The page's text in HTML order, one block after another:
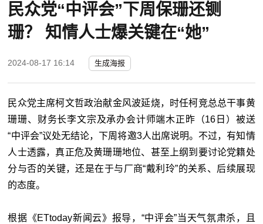
民众党“中评会”下周保珊还铡
珊？ 知情人士爆关键在“她”
2024-08-17 16:14 生成海报
民众党主席柯文哲政治献金风波延烧，时任柯竞总总干事黄
珊珊、财务长李文宗及承办会计师端木正昨（16日）被送
“中评会”议处无结论，下周将邀3人出席说明。不过，有知情
人士透露，真正危及黄珊珊地位、甚至上纲到要讨论党籍处
分与否的关键，还是在于与厂商“戴利玲”的关系、后续展现
的态度。
根据《ETtoday新闻云》报导，“中评会”当天气氛肃杀，且